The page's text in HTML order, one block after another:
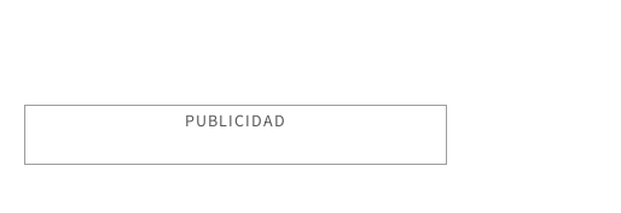
PUBLICIDAD